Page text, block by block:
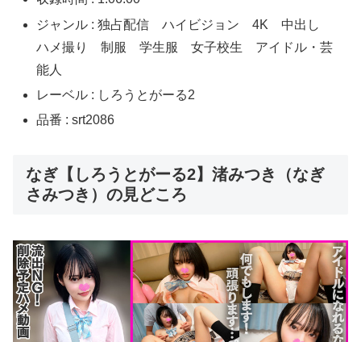
ジャンル : 独占配信 ハイビジョン 4K 中出し
ハメ撮り 制服 学生服 女子校生 アイドル・芸
能人
レーベル : しろうとがーる2
品番 : srt2086
なぎ【しろうとがーる2】渚みつき（なぎ
さみつき）の見どころ